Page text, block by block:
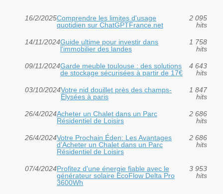
16/2/2025Comprendre les limites d'usage
quotidien sur ChatGPTFrance.net
2 095
hits
14/11/2024Guide ultime pour investir dans
l'immobilier des landes
1 758
hits
09/11/2024Garde meuble toulouse : des solutions
de stockage sécurisées à partir de 17€
4 643
hits
03/10/2024Votre nid douillet près des champs-
Élysées à paris
1 847
hits
26/4/2024Acheter un Chalet dans un Parc
Résidentiel de Loisirs
2 686
hits
26/4/2024Votre Prochain Éden: Les Avantages
d’Acheter un Chalet dans un Parc
Résidentiel de Loisirs
2 686
hits
07/4/2024Profitez d'une énergie fiable avec le
générateur solaire EcoFlow Delta Pro
3600Wh
3 953
hits